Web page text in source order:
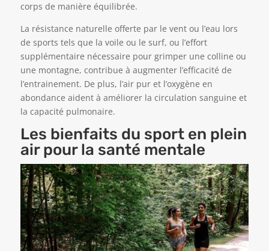
corps de manière équilibrée.
La résistance naturelle offerte par le vent ou l’eau lors
de sports tels que la voile ou le surf, ou l’effort
supplémentaire nécessaire pour grimper une colline ou
une montagne, contribue à augmenter l’efficacité de
l’entrainement. De plus, l’air pur et l’oxygène en
abondance aident à améliorer la circulation sanguine et
la capacité pulmonaire.
Les bienfaits du sport en plein
air pour la santé mentale